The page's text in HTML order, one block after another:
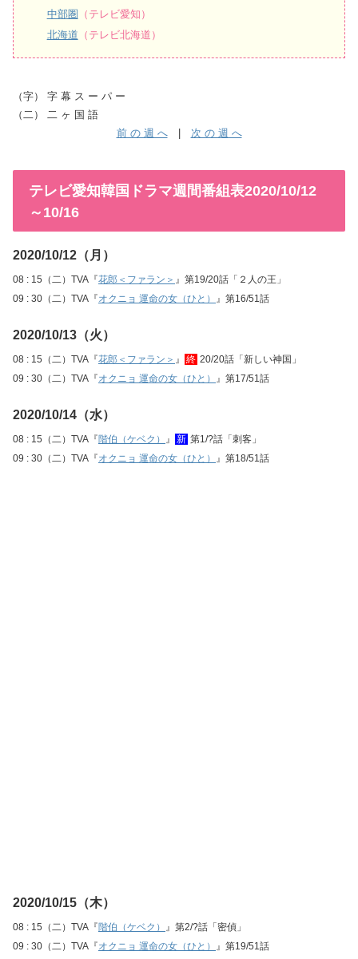
中部圏 （テレビ愛知）
北海道 （テレビ北海道）
（字） 字 幕 ス ー パ ー
（二） 二 ヶ 国 語
前 の 週 へ| 次 の 週 へ
テレビ愛知韓国ドラマ週間番組表2020/10/12
～10/16
2020/10/12（月）
08 : 15（二）TVA『花郎＜ファラン＞ 』第19/20話「２人の王」
09 : 30（二）TVA『オクニョ 運命の女（ひと） 』第16/51話
2020/10/13（火）
08 : 15（二）TVA『花郎＜ファラン＞ 』 終 20/20話「新しい神国」
09 : 30（二）TVA『オクニョ 運命の女（ひと） 』第17/51話
2020/10/14（水）
08 : 15（二）TVA『階伯（ケベク） 』 新 第1/?話「刺客」
09 : 30（二）TVA『オクニョ 運命の女（ひと） 』第18/51話
2020/10/15（木）
08 : 15（二）TVA『階伯（ケベク） 』第2/?話「密偵」
09 : 30（二）TVA『オクニョ 運命の女（ひと） 』第19/51話